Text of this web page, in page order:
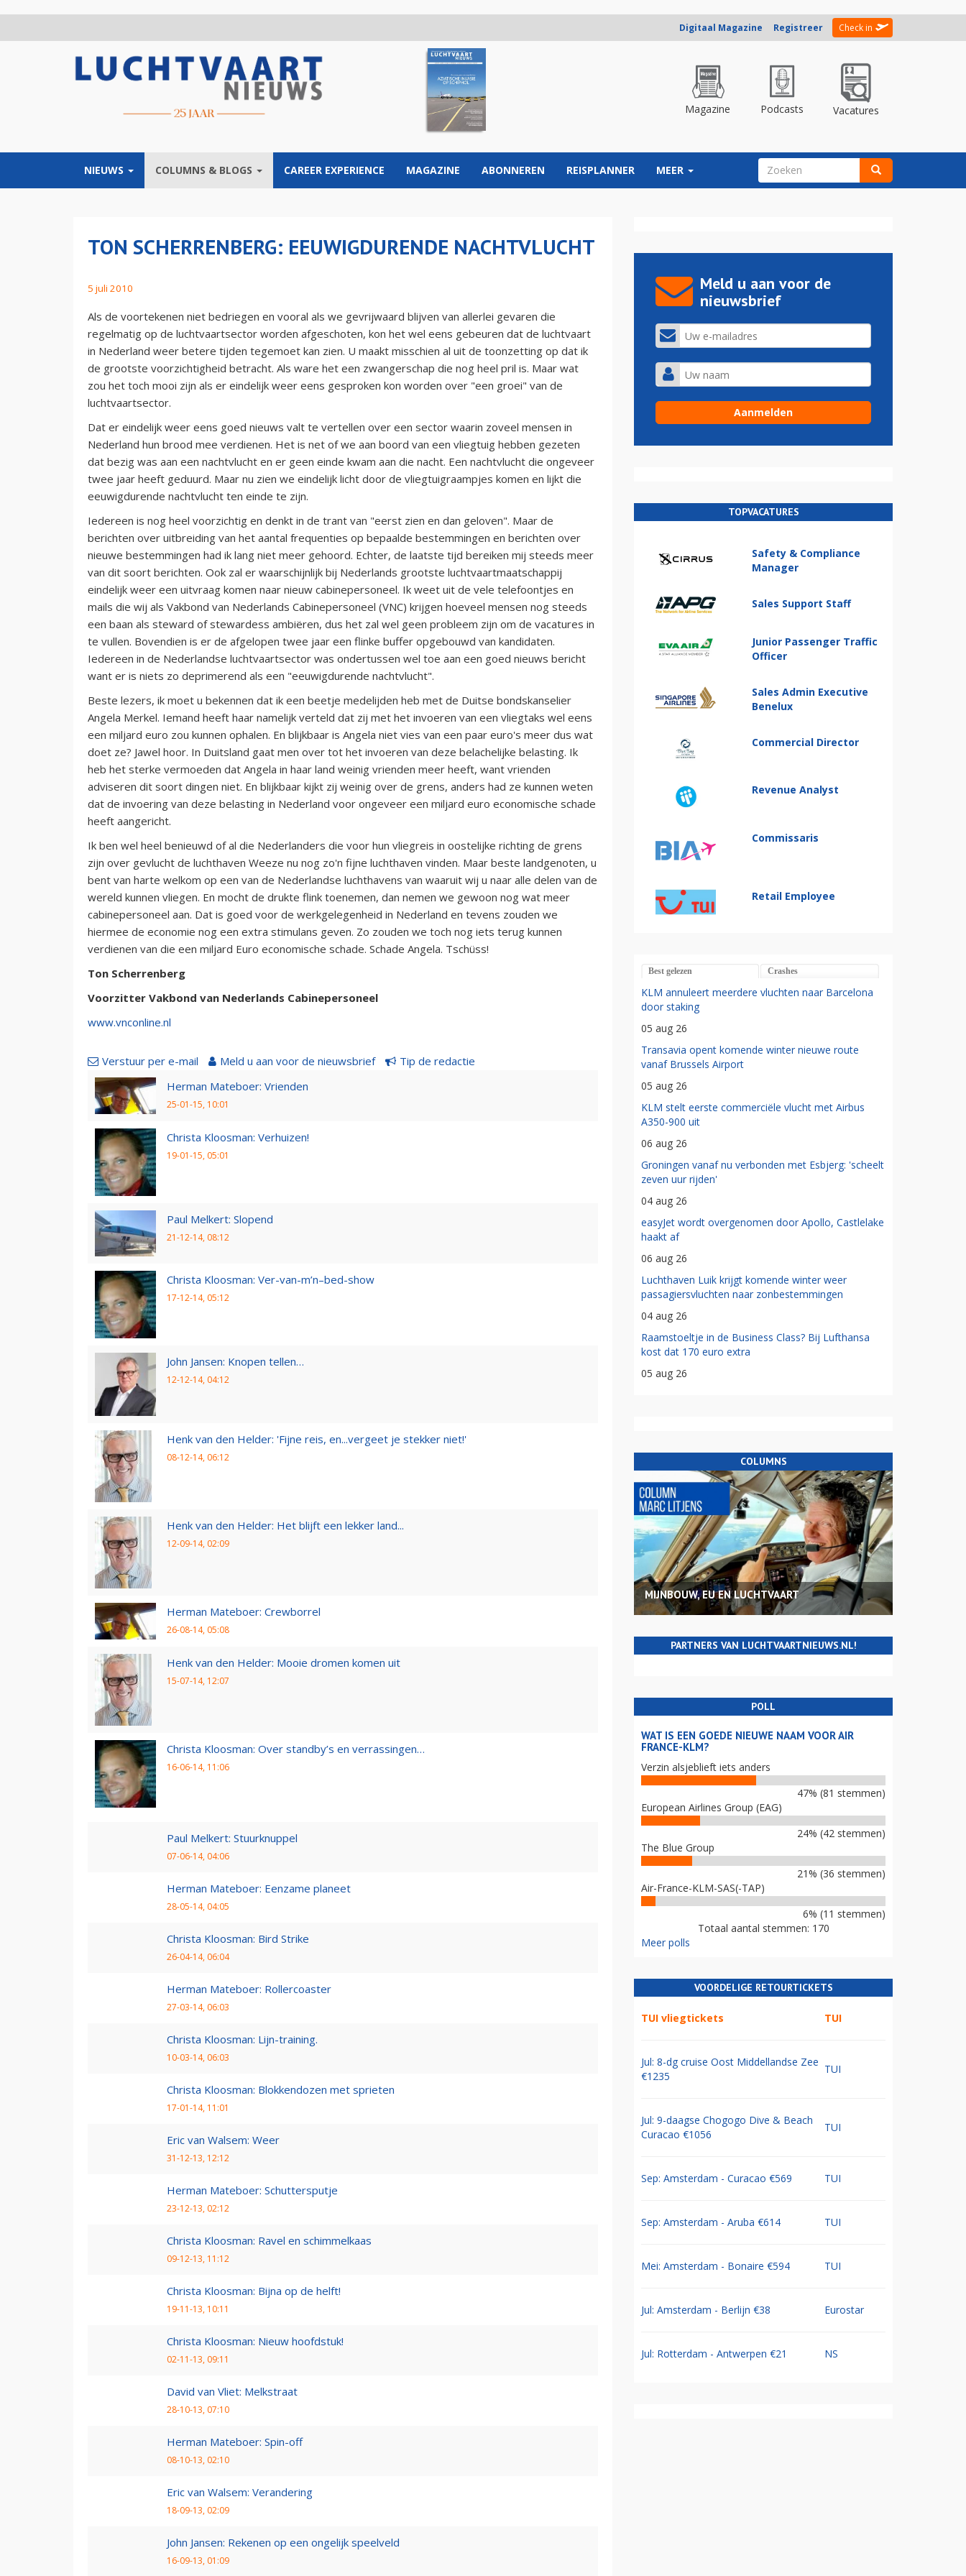
Digitaal Magazine Registreer Check in
Magazine Podcasts Vacatures
NIEUWS COLUMNS & BLOGS CAREER EXPERIENCE MAGAZINE ABONNEREN REISPLANNER MEER ZOEKVELD
TON SCHERRENBERG: EEUWIGDURENDE NACHTVLUCHT
5 juli 2010
Als de voortekenen niet bedriegen en vooral als we gevrijwaard blijven van allerlei gevaren die
regelmatig op de luchtvaartsector worden afgeschoten, kon het wel eens gebeuren dat de luchtvaart
in Nederland weer betere tijden tegemoet kan zien. U maakt misschien al uit de toonzetting op dat ik
de grootste voorzichtigheid betracht. Als ware het een zwangerschap die nog heel pril is. Maar wat
zou het toch mooi zijn als er eindelijk weer eens gesproken kon worden over "een groei" van de
luchtvaartsector.
Dat er eindelijk weer eens goed nieuws valt te vertellen over een sector waarin zoveel mensen in
Nederland hun brood mee verdienen. Het is net of we aan boord van een vliegtuig hebben gezeten
dat bezig was aan een nachtvlucht en er geen einde kwam aan die nacht. Een nachtvlucht die ongeveer
twee jaar heeft geduurd. Maar nu zien we eindelijk licht door de vliegtuigraampjes komen en lijkt die
eeuwigdurende nachtvlucht ten einde te zijn.
Iedereen is nog heel voorzichtig en denkt in de trant van "eerst zien en dan geloven". Maar de
berichten over uitbreiding van het aantal frequenties op bepaalde bestemmingen en berichten over
nieuwe bestemmingen had ik lang niet meer gehoord. Echter, de laatste tijd bereiken mij steeds meer
van dit soort berichten. Ook zal er waarschijnlijk bij Nederlands grootste luchtvaartmaatschappij
eindelijk weer een uitvraag komen naar nieuw cabinepersoneel. Ik weet uit de vele telefoontjes en
mails die wij als Vakbond van Nederlands Cabinepersoneel (VNC) krijgen hoeveel mensen nog steeds
een baan als steward of stewardess ambiëren, dus het zal wel geen probleem zijn om de vacatures in
te vullen. Bovendien is er de afgelopen twee jaar een flinke buffer opgebouwd van kandidaten.
Iedereen in de Nederlandse luchtvaartsector was ondertussen wel toe aan een goed nieuws bericht
want er is niets zo deprimerend als een "eeuwigdurende nachtvlucht".
Beste lezers, ik moet u bekennen dat ik een beetje medelijden heb met de Duitse bondskanselier
Angela Merkel. Iemand heeft haar namelijk verteld dat zij met het invoeren van een vliegtaks wel eens
een miljard euro zou kunnen ophalen. En blijkbaar is Angela niet vies van een paar euro's meer dus wat
doet ze? Jawel hoor. In Duitsland gaat men over tot het invoeren van deze belachelijke belasting. Ik
heb het sterke vermoeden dat Angela in haar land weinig vrienden meer heeft, want vrienden
adviseren dit soort dingen niet. En blijkbaar kijkt zij weinig over de grens, anders had ze kunnen weten
dat de invoering van deze belasting in Nederland voor ongeveer een miljard euro economische schade
heeft aangericht.
Ik ben wel heel benieuwd of al die Nederlanders die voor hun vliegreis in oostelijke richting de grens
zijn over gevlucht de luchthaven Weeze nu nog zo'n fijne luchthaven vinden. Maar beste landgenoten, u
bent van harte welkom op een van de Nederlandse luchthavens van waaruit wij u naar alle delen van de
wereld kunnen vliegen. En mocht de drukte flink toenemen, dan nemen we gewoon nog wat meer
cabinepersoneel aan. Dat is goed voor de werkgelegenheid in Nederland en tevens zouden we
hiermee de economie nog een extra stimulans geven. Zo zouden we toch nog iets terug kunnen
verdienen van die een miljard Euro economische schade. Schade Angela. Tschüss!
Ton Scherrenberg
Voorzitter Vakbond van Nederlands Cabinepersoneel
www.vnconline.nl
Verstuur per e-mail Meld u aan voor de nieuwsbrief
Tip de redactie
Herman Mateboer: Vrienden
25-01-15, 10:01
Christa Kloosman: Verhuizen!
19-01-15, 05:01
Paul Melkert: Slopend
21-12-14, 08:12
Christa Kloosman: Ver-van-m’n–bed-show
17-12-14, 05:12
John Jansen: Knopen tellen…
12-12-14, 04:12
Henk van den Helder: 'Fijne reis, en...vergeet je stekker niet!'
08-12-14, 06:12
Henk van den Helder: Het blijft een lekker land...
12-09-14, 02:09
Herman Mateboer: Crewborrel
26-08-14, 05:08
Henk van den Helder: Mooie dromen komen uit
15-07-14, 12:07
Christa Kloosman: Over standby’s en verrassingen…
16-06-14, 11:06
Paul Melkert: Stuurknuppel
07-06-14, 04:06
Herman Mateboer: Eenzame planeet
28-05-14, 04:05
Christa Kloosman: Bird Strike
26-04-14, 06:04
Herman Mateboer: Rollercoaster
27-03-14, 06:03
Christa Kloosman: Lijn-training.
10-03-14, 06:03
Christa Kloosman: Blokkendozen met sprieten
17-01-14, 11:01
Eric van Walsem: Weer
31-12-13, 12:12
Herman Mateboer: Schuttersputje
23-12-13, 02:12
Christa Kloosman: Ravel en schimmelkaas
09-12-13, 11:12
Christa Kloosman: Bijna op de helft!
19-11-13, 10:11
Christa Kloosman: Nieuw hoofdstuk!
02-11-13, 09:11
David van Vliet: Melkstraat
28-10-13, 07:10
Herman Mateboer: Spin-off
08-10-13, 02:10
Eric van Walsem: Verandering
18-09-13, 02:09
John Jansen: Rekenen op een ongelijk speelveld
16-09-13, 01:09
Meld u aan voor de
nieuwsbrief
TOPVACATURES
Safety & Compliance
Manager
Sales Support Staff
Junior Passenger Traffic
Officer
Sales Admin Executive
Benelux
Commercial Director
Revenue Analyst
Commissaris
Retail Employee
Best gelezen Crashes
KLM annuleert meerdere vluchten naar Barcelona
door staking
05 aug 26
Transavia opent komende winter nieuwe route
vanaf Brussels Airport
05 aug 26
KLM stelt eerste commerciële vlucht met Airbus
A350-900 uit
06 aug 26
Groningen vanaf nu verbonden met Esbjerg: 'scheelt
zeven uur rijden'
04 aug 26
easyJet wordt overgenomen door Apollo, Castlelake
haakt af
06 aug 26
Luchthaven Luik krijgt komende winter weer
passagiersvluchten naar zonbestemmingen
04 aug 26
Raamstoeltje in de Business Class? Bij Lufthansa
kost dat 170 euro extra
05 aug 26
COLUMNS
MIJNBOUW, EU EN LUCHTVAART
PARTNERS VAN LUCHTVAARTNIEUWS.NL!
POLL
WAT IS EEN GOEDE NIEUWE NAAM VOOR AIR
FRANCE-KLM?
Verzin alsjeblieft iets anders
47% (81 stemmen)
European Airlines Group (EAG)
24% (42 stemmen)
The Blue Group
21% (36 stemmen)
Air-France-KLM-SAS(-TAP)
6% (11 stemmen)
Totaal aantal stemmen: 170
Meer polls
VOORDELIGE RETOURTICKETS
TUI vliegtickets TUI
Jul: 8-dg cruise Oost Middellandse Zee
€1235
TUI
Jul: 9-daagse Chogogo Dive & Beach
Curacao €1056
TUI
Sep: Amsterdam - Curacao €569 TUI
Sep: Amsterdam - Aruba €614 TUI
Mei: Amsterdam - Bonaire €594 TUI
Jul: Amsterdam - Berlijn €38 Eurostar
Jul: Rotterdam - Antwerpen €21 NS